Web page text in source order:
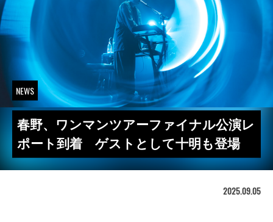
NEWS
春野、ワンマンツアーファイナル公演レ
ポート到着 ゲストとして十明も登場
2025.09.05